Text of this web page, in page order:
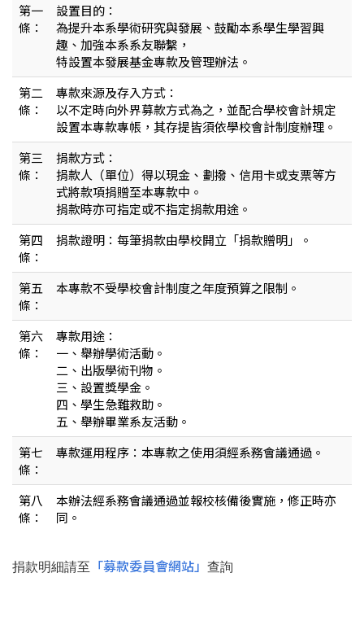
第一
條：
設置目的：
為提升本系學術研究與發展、鼓勵本系學生學習興
趣、加強本系系友聯繫，
特設置本發展基金專款及管理辦法。
第二
條：
專款來源及存入方式：
以不定時向外界募款方式為之，並配合學校會計規定
設置本專款專帳，其存提皆須依學校會計制度辦理。
第三
條：
捐款方式：
捐款人（單位）得以現金、劃撥、信用卡或支票等方
式將款項捐贈至本專款中。
捐款時亦可指定或不指定捐款用途。
第四
條：
捐款證明：每筆捐款由學校開立「捐款贈明」。
第五
條：
本專款不受學校會計制度之年度預算之限制。
第六
條：
專款用途：
一、舉辦學術活動。
二、出版學術刊物。
三、設置獎學金。
四、學生急難救助。
五、舉辦畢業系友活動。
第七
條：
專款運用程序：本專款之使用須經系務會議通過。
第八
條：
本辦法經系務會議通過並報校核備後實施，修正時亦
同。
捐款明細請至 「募款委員會網站」 查詢